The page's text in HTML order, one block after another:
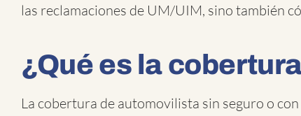
las reclamaciones de UM/UIM, sino también
¿Qué es la
La cobertura de automovilista sin seguro o